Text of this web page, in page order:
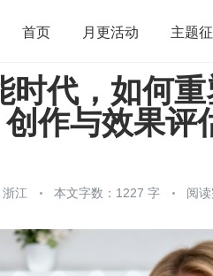
首页 月更活动 主题
OpenHarmony 算法
程序员 运维
时代，如何
作与效果评
浙江 本文字数：1227 字 阅